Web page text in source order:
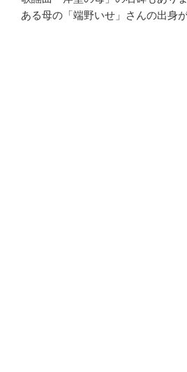
ある母の「端野いせ」さんの出身